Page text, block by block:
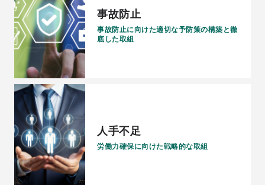
事故防止
事故防止に向けた適切な予防策の構築と徹
底した取組
人手不足
労働力確保に向けた戦略的な取組